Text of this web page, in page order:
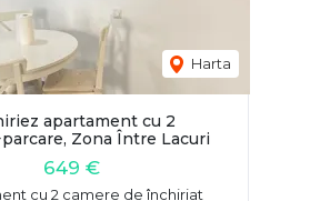
Harta
apartament cu 2
Zona Între Lacuri
649 €
cu 2 camere de închiriat